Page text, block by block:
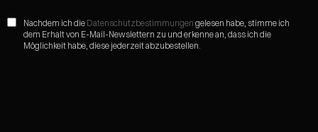
Nachdem ich die Datenschutzbestimmungen gelesen habe, stimme ich
dem Erhalt von E-Mail-Newslettern zu und erkenne an, dass ich die
Möglichkeit habe, diese jederzeit abzubestellen.